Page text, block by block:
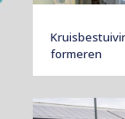
formeren